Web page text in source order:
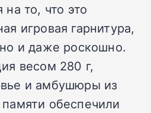
то, что это
игровая гарнитура,
и даже роскошно.
весом 280 г,
и амбушюры из
обеспечили